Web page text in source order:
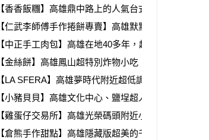
【香香飯糰】高雄鼎中路上的人氣台式飯糰，超多種
【仁武李師傅手作捲餅專賣】高雄默默營業4年多的
【中正手工肉包】高雄在地40多年，超人氣手工包子
【金絲餅】高雄鳳山超特別炸物小吃，綿密芋泥蛋黃
【LA SFERA】高雄夢時代附近超低調歐包、明太子
【小豬貝貝】高雄文化中心、鹽埕超人氣甜點，新鮮
【雞蛋仔交易所】高雄光榮碼頭附近小點心，外皮香
【倉熊手作甜點】高雄隱藏版超美的千層拼盤，超熱